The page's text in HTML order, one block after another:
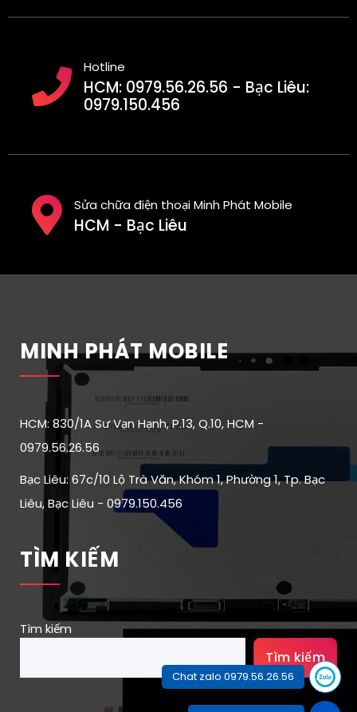
Hotline
HCM: 0979.56.26.56 - Bạc Liêu:
0979.150.456
Sửa chữa điện thoại Minh Phát Mobile
HCM - Bạc Liêu
MINH PHÁT MOBILE
HCM: 830/1A Sư Vạn Hạnh, P.13, Q.10, HCM -
0979.56.26.56
Bạc Liêu: 67c/10 Lộ Trà Văn, Khóm 1, Phường 1, Tp. Bạc
Liêu, Bạc Liêu - 0979.150.456
TÌM KIẾM
Tìm kiếm
Tìm kiếm
Chat zalo 0979.56.26.56